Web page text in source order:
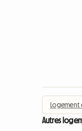
Logement
Autres